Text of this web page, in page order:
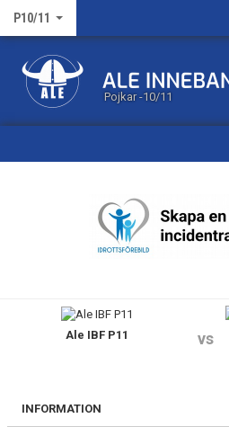
P10/11
Pojkar -10/11
DOKUMENT
Ale IBF P11 vs
INFORMATION